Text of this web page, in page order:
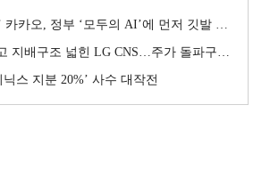
카오, 정부 ‘모두의 AI’에 먼저 깃발 꽂은 셈법
넓힌 LG CNS…주가 돌파구는 ‘RX’ [기업지배구조 보고서]
닉스 지분 20%’ 사수 대작전